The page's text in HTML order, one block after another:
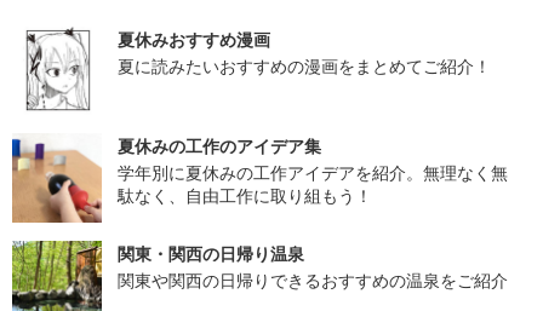
夏休みおすすめ漫画
夏に読みたいおすすめの漫画をまとめてご紹介！
夏休みの工作のアイデア集
学年別に夏休みの工作アイデアを紹介。無理なく無
駄なく、自由工作に取り組もう！
関東・関西の日帰り温泉
関東や関西の日帰りできるおすすめの温泉をご紹介